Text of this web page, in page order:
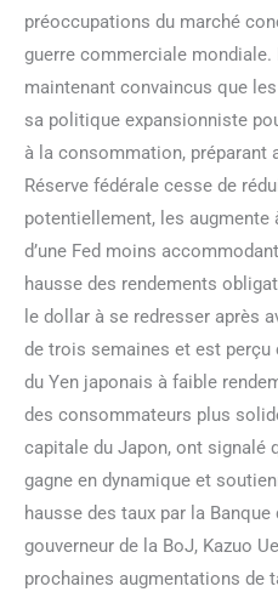
préoccupations du marché
guerre commerciale
maintenant convaincus que
sa politique expansionniste
à la consommation, préparant
Réserve fédérale cesse de
potentiellement, les augmente
d’une Fed moins
hausse des rendements
le dollar à se redresser après
de trois semaines et est
du Yen japonais à faible
des consommateurs plus
capitale du Japon, ont signalé
gagne en dynamique et
hausse des taux par la
gouverneur de la BoJ, Kazuo
prochaines augmentations de